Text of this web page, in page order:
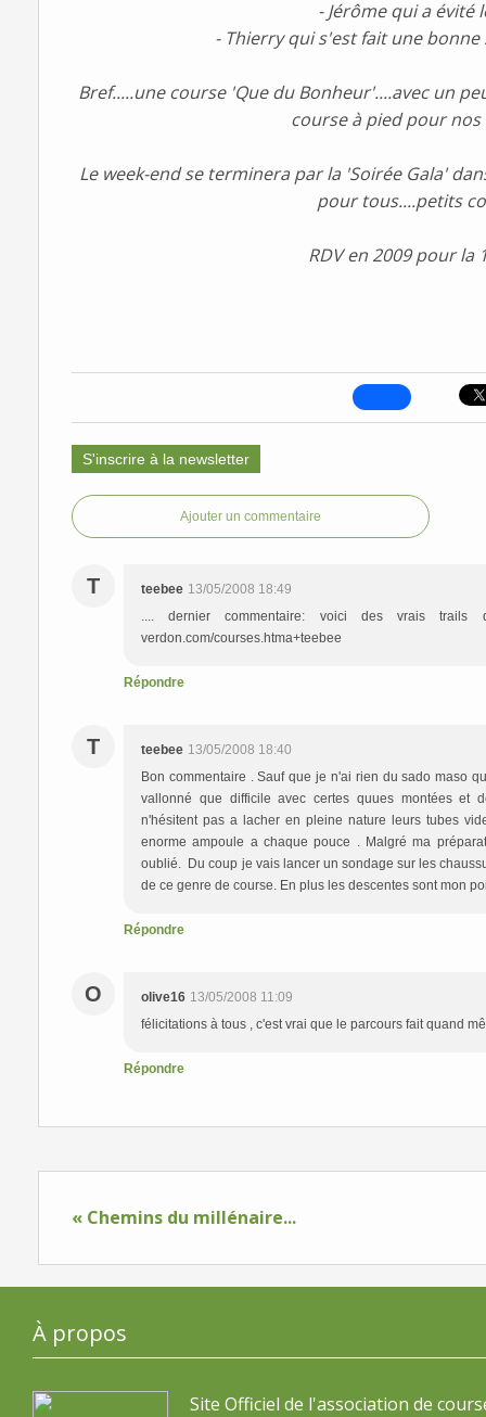
- Jérôme qui a évité
- Thierry qui s'est fait une bonne
Bref.....une course 'Que du Bonheur'....avec un
course à pied pour
Le week-end se terminera par la 'Soirée Gala'
pour tous....petits
RDV en 2009 pour la
S'inscrire à la newsletter
Ajouter un commentaire
T teebee 13/05/2008 18:49
.... dernier commentaire: voici des vrais trails
verdon.com/courses.htma+teebee
Répondre
T teebee 13/05/2008 18:40
Bon commentaire . Sauf que je n'ai rien du sado maso
vallonné que difficile avec certes quues montées et
n'hésitent pas a lacher en pleine nature leurs tubes
enorme ampoule a chaque pouce . Malgré ma
oublié. Du coup je vais lancer un sondage sur les
de ce genre de course. En plus les descentes sont mon
Répondre
O olive16 13/05/2008 11:09
félicitations à tous , c'est vrai que le parcours fait quand
Répondre
« Chemins du millénaire...
À propos
Site Officiel de l'association de